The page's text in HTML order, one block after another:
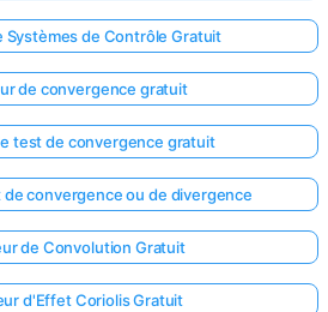
Systèmes de Contrôle Gratuit
de convergence gratuit
test de convergence gratuit
convergence ou de divergence
de Convolution Gratuit
d'Effet Coriolis Gratuit